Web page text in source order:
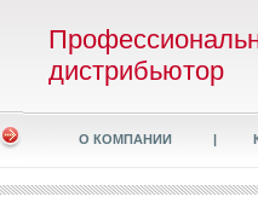
дистрибьютор
О КОМПАНИИ |